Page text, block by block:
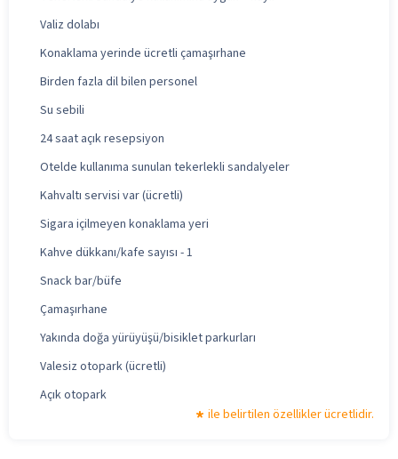
Valiz dolabı
Konaklama yerinde ücretli çamaşırhane
Birden fazla dil bilen personel
Su sebili
24 saat açık resepsiyon
Otelde kullanıma sunulan tekerlekli sandalyeler
Kahvaltı servisi var (ücretli)
Sigara içilmeyen konaklama yeri
Kahve dükkanı/kafe sayısı - 1
Snack bar/büfe
Çamaşırhane
Yakında doğa yürüyüşü/bisiklet parkurları
Valesiz otopark (ücretli)
Açık otopark
ile belirtilen özellikler ücretlidir.